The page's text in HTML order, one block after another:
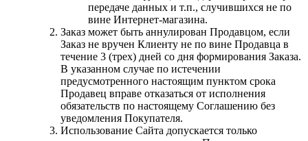
передаче данных и т.п., случившихся не по
вине Интернет-магазина.
Заказ может быть аннулирован Продавцом, если
Заказ не вручен Клиенту не по вине Продавца в
течение 3 (трех) дней со дня формирования Заказа.
В указанном случае по истечении
предусмотренного настоящим пунктом срока
Продавец вправе отказаться от исполнения
обязательств по настоящему Соглашению без
уведомления Покупателя.
Использование Сайта допускается только